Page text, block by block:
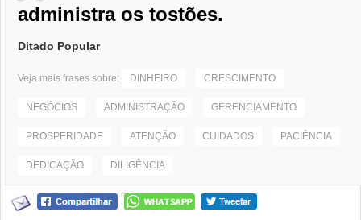
administra os tostões.
Ditado Popular
Veja mais frases sobre: DINHEIRO CRESCIMENTO
NEGÓCIOS ADMINISTRAÇÃO GERENCIAMENTO
PROSPERIDADE ATENÇÃO CUIDADOS PACIÊNCIA
DEDICAÇÃO DILIGÊNCIA